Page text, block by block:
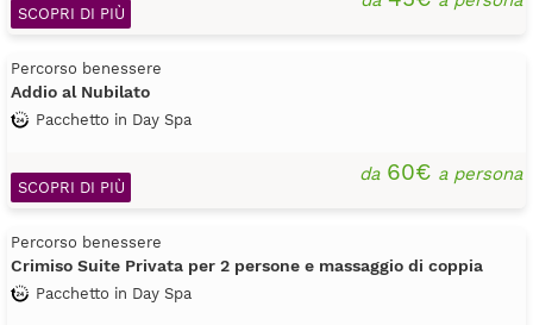
SCOPRI DI PIÙ
Percorso benessere
Addio al Nubilato
Pacchetto in Day Spa
da60€ a persona
SCOPRI DI PIÙ
Percorso benessere
Crimiso Suite Privata per 2 persone e massaggio di coppia
Pacchetto in Day Spa